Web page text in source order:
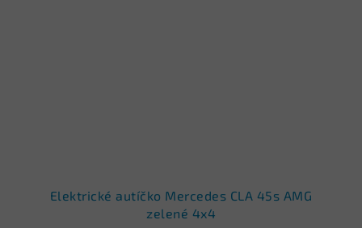
Elektrické autíčko Mercedes CLA 45s AMG
zelené 4x4